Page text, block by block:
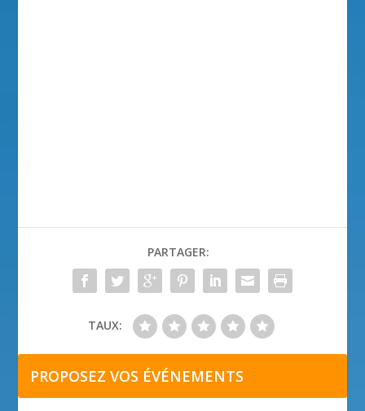
PARTAGER:
TAUX:
PROPOSEZ VOS ÉVÉNEMENTS